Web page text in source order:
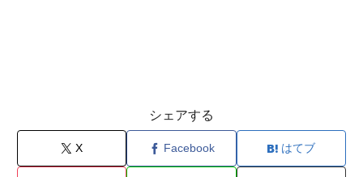
シェアする
X Facebook はてブ